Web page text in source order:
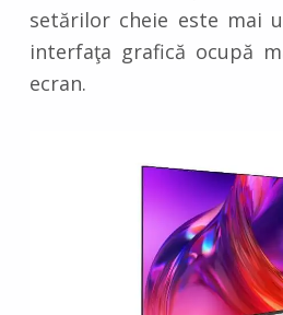
setărilor cheie este mai
interfaţa grafică ocupă
ecran.